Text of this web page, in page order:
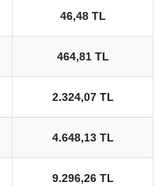
46,48 TL
464,81 TL
2.324,07 TL
4.648,13 TL
9.296,26 TL